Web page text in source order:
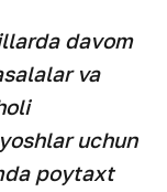
davom
va
uchun
poytaxt